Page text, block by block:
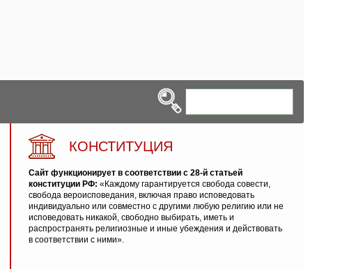
КОНСТИТУЦИЯ
Сайт функционирует в соответствии с 28-й статьей
конституции РФ: «Каждому гарантируется свобода совести,
свобода вероисповедания, включая право исповедовать
индивидуально или совместно с другими любую религию или не
исповедовать никакой, свободно выбирать, иметь и
распространять религиозные и иные убеждения и действовать
в соответствии с ними».